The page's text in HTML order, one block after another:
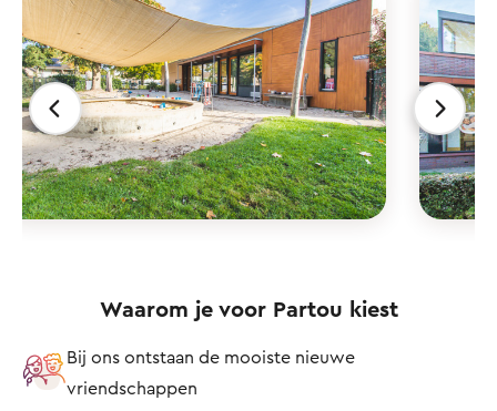
Waarom je voor Partou kiest
Bij ons ontstaan de mooiste nieuwe
vriendschappen